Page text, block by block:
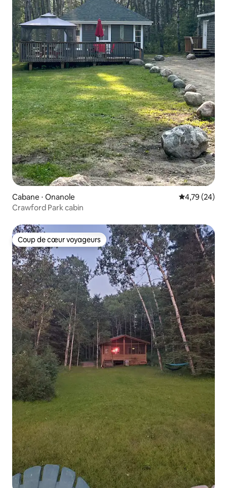
Cabane ⋅ Onanole Évaluation
4,79 (24)
Crawford Park cabin
Coup de cœur voyageurs
Coup de cœur voyageurs